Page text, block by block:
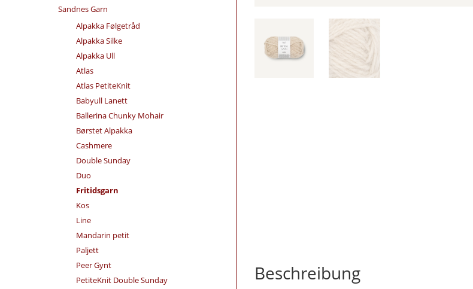
Beschreibung
Sandnes Garn
Alpakka Følgetråd
Alpakka Silke
Alpakka Ull
Atlas
Atlas PetiteKnit
Babyull Lanett
Ballerina Chunky Mohair
Børstet Alpakka
Cashmere
Double Sunday
Duo
Fritidsgarn
Kos
Line
Mandarin petit
Paljett
Peer Gynt
PetiteKnit Double Sunday